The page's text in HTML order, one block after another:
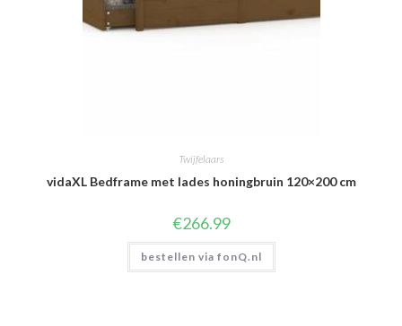
Twijfelaars
vidaXL Bedframe met lades honingbruin 120×200 cm
€266.99
bestellen via fonQ.nl